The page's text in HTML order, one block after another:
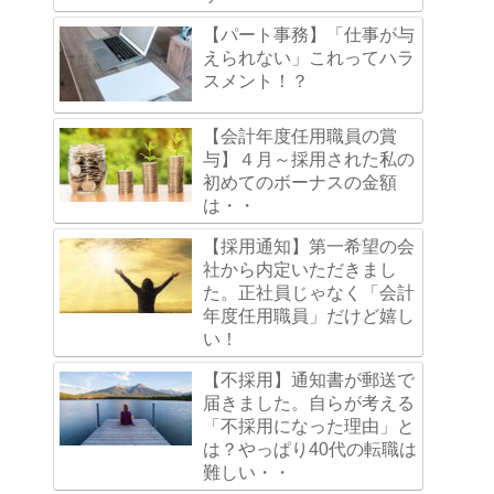
【パート事務】「仕事が与
えられない」これってハラ
スメント！？
【会計年度任用職員の賞
与】４月～採用された私の
初めてのボーナスの金額
は・・
【採用通知】第一希望の会
社から内定いただきまし
た。正社員じゃなく「会計
年度任用職員」だけど嬉し
い！
【不採用】通知書が郵送で
届きました。自らが考える
「不採用になった理由」と
は？やっぱり40代の転職は
難しい・・